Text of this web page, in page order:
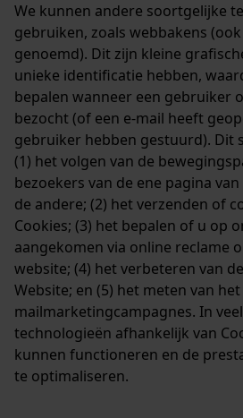
We kunnen andere soortgelijke
gebruiken, zoals webbakens
genoemd). Dit zijn kleine
unieke identificatie hebben,
bepalen wanneer een gebruiker
bezocht (of een e-mail heeft
gebruiker hebben gestuurd). Dit
(1) het volgen van de
bezoekers van de ene pagina
de andere; (2) het verzenden of
Cookies; (3) het bepalen of u op
aangekomen via online reclame
website; (4) het verbeteren van
Website; en (5) het meten van
mailmarketingcampagnes. In
technologieën afhankelijk van
kunnen functioneren en de
te optimaliseren.